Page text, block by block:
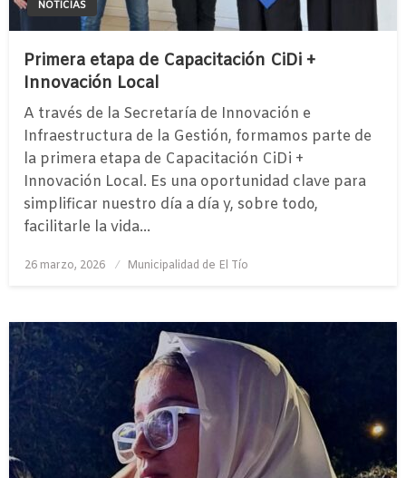
NOTICIAS
Primera etapa de Capacitación CiDi +
Innovación Local
A través de la Secretaría de Innovación e
Infraestructura de la Gestión, formamos parte de
la primera etapa de Capacitación CiDi +
Innovación Local. Es una oportunidad clave para
simplificar nuestro día a día y, sobre todo,
facilitarle la vida…
Publicado
26 marzo, 2026 Municipalidad de El Tío